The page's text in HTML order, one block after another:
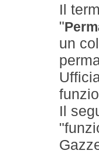
Il
"
un
Il